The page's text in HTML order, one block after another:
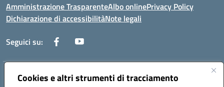
Cookies e altri strumenti di tracciamento
Amministrazione TrasparenteAlbo onlinePrivacy Policy
Dichiarazione di accessibilitàNote legali
Seguici su:
Indirizzo:Via dei mille, 2 - 80011 Acerra (NA)